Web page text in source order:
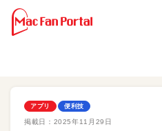
アプリ 便利技
掲載日： 2025年11月29日